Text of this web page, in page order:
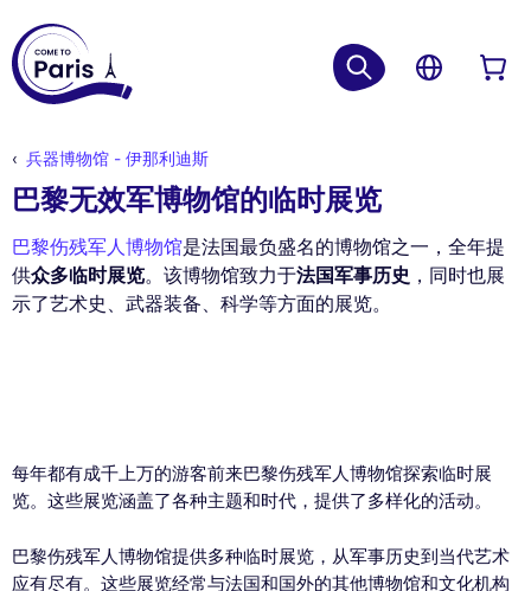
兵器博物馆 - 伊那利迪斯
巴黎无效军博物馆的临时展览
巴黎伤残军人博物馆是法国最负盛名的博物馆之一，全年提
供众多临时展览。该博物馆致力于法国军事历史 ，同时也展
示了艺术史、武器装备、科学等方面的展览。
每年都有成千上万的游客前来巴黎伤残军人博物馆探索临时展
览。这些展览涵盖了各种主题和时代，提供了多样化的活动。
巴黎伤残军人博物馆提供多种临时展览，从军事历史到当代艺术
应有尽有。这些展览经常与法国和国外的其他博物馆和文化机构